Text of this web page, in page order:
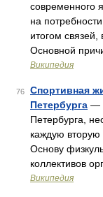
современного
на
итогом связей,
Основной
Википедия
76
Спортивная
Петербурга —
Петербурга,
каждую вторую
Основу
коллективов
Википедия